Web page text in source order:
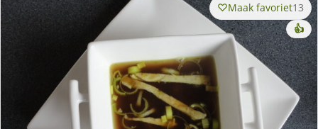
Maak favoriet13
👍